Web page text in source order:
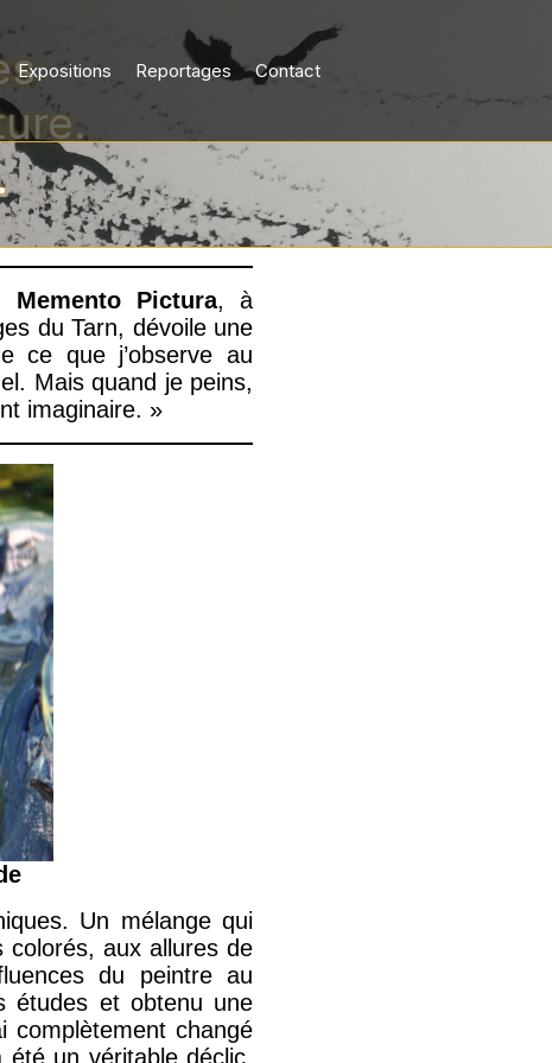
Expositions Reportages Contact
Memento Pictura, à
du Tarn, dévoile une
ce que j’observe au
Mais quand je peins,
imaginaire. »
Un mélange qui
aux allures de
du peintre au
études et obtenu une
complètement changé
un véritable déclic.